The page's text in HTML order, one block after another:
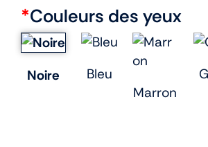
*Couleurs des yeux
Noire
Bleu
Marron